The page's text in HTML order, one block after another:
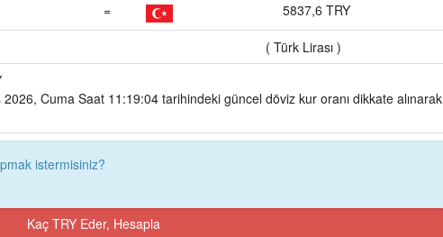
= 5837,6 TRY
( Türk Lirası )
Cuma Saat 11:19:04 tarihindeki güncel döviz kur oranı dikkate alınarak
istermisiniz?